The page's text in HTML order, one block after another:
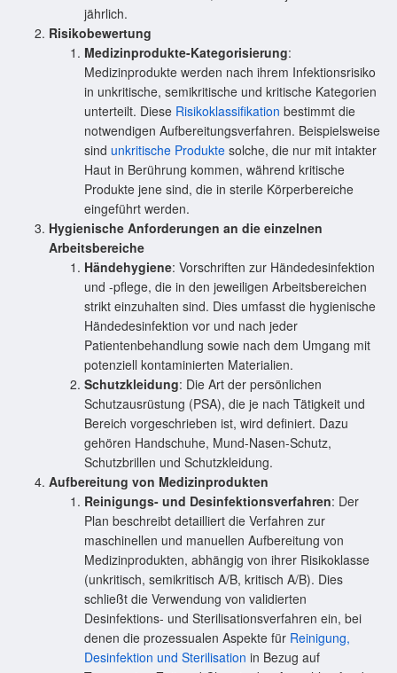
jährlich.
Risikobewertung
Medizinprodukte-Kategorisierung:
Medizinprodukte werden nach ihrem Infektionsrisiko
in unkritische, semikritische und kritische Kategorien
unterteilt. Diese Risikoklassifikation bestimmt die
notwendigen Aufbereitungsverfahren. Beispielsweise
sind unkritische Produkte solche, die nur mit intakter
Haut in Berührung kommen, während kritische
Produkte jene sind, die in sterile Körperbereiche
eingeführt werden.
Hygienische Anforderungen an die einzelnen
Arbeitsbereiche
Händehygiene: Vorschriften zur Händedesinfektion
und -pflege, die in den jeweiligen Arbeitsbereichen
strikt einzuhalten sind. Dies umfasst die hygienische
Händedesinfektion vor und nach jeder
Patientenbehandlung sowie nach dem Umgang mit
potenziell kontaminierten Materialien.
Schutzkleidung: Die Art der persönlichen
Schutzausrüstung (PSA), die je nach Tätigkeit und
Bereich vorgeschrieben ist, wird definiert. Dazu
gehören Handschuhe, Mund-Nasen-Schutz,
Schutzbrillen und Schutzkleidung.
Aufbereitung von Medizinprodukten
Reinigungs- und Desinfektionsverfahren: Der
Plan beschreibt detailliert die Verfahren zur
maschinellen und manuellen Aufbereitung von
Medizinprodukten, abhängig von ihrer Risikoklasse
(unkritisch, semikritisch A/B, kritisch A/B). Dies
schließt die Verwendung von validierten
Desinfektions- und Sterilisationsverfahren ein, bei
denen die prozessualen Aspekte für Reinigung,
Desinfektion und Sterilisation in Bezug auf